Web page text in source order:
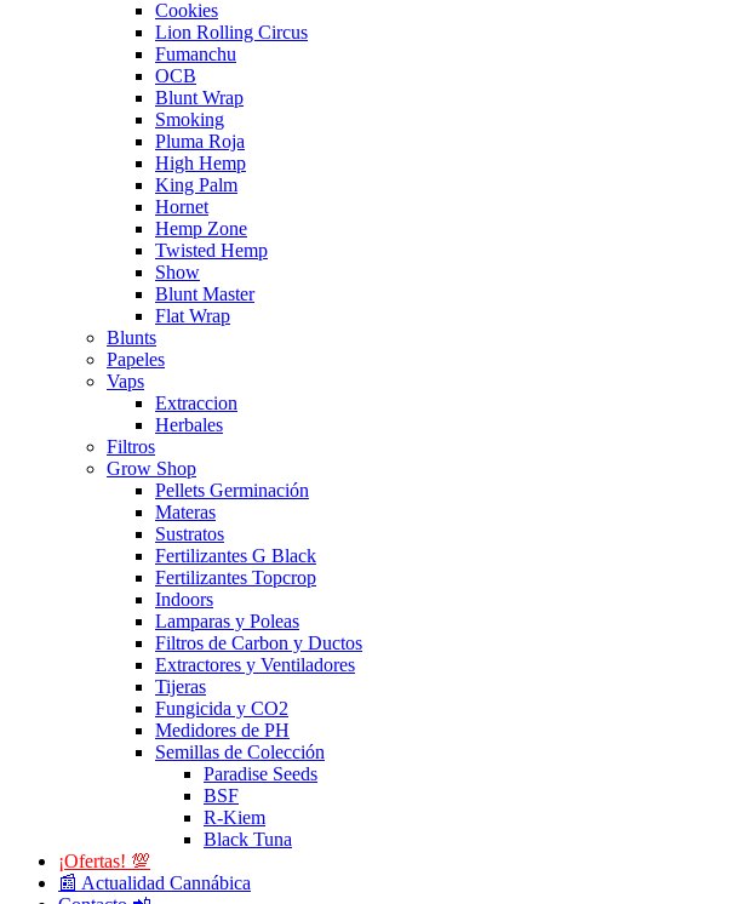
Cookies
Lion Rolling Circus
Fumanchu
OCB
Blunt Wrap
Smoking
Pluma Roja
High Hemp
King Palm
Hornet
Hemp Zone
Twisted Hemp
Show
Blunt Master
Flat Wrap
Blunts
Papeles
Vaps
Extraccion
Herbales
Filtros
Grow Shop
Pellets Germinación
Materas
Sustratos
Fertilizantes G Black
Fertilizantes Topcrop
Indoors
Lamparas y Poleas
Filtros de Carbon y Ductos
Extractores y Ventiladores
Tijeras
Fungicida y CO2
Medidores de PH
Semillas de Colección
Paradise Seeds
BSF
R-Kiem
Black Tuna
¡Ofertas! 💯
📰 Actualidad Cannábica